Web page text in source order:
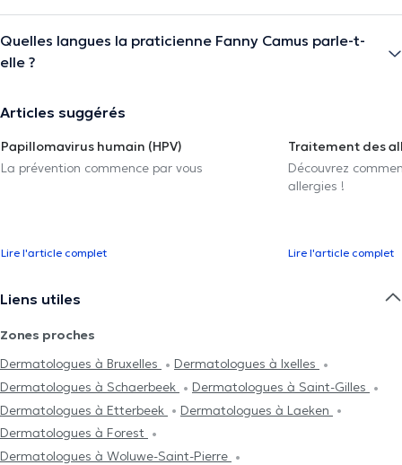
Quelles langues la praticienne Fanny Camus parle-t-
elle ?
Articles suggérés
Papillomavirus humain (HPV)
La prévention commence par vous
Lire l'article complet
Traitement des
Découvrez
allergies !
Lire l'article complet
Liens utiles
Zones proches
Dermatologues à Bruxelles
Dermatologues à Ixelles
Dermatologues à Schaerbeek
Dermatologues à Saint-Gilles
Dermatologues à Etterbeek
Dermatologues à Laeken
Dermatologues à Forest
Dermatologues à Woluwe-Saint-Pierre